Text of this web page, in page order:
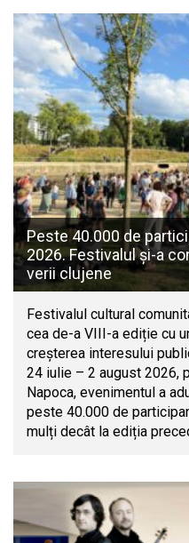
Peste 40.000 de
2026. Festivalul și-a
verii clujene
Festivalul cultural
cea de-a VIII-a ediție cu
creșterea interesului
24 iulie – 2 august 2026,
Napoca, evenimentul a
peste 40.000 de
mulți decât la ediția